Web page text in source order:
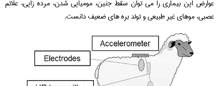
عوارض این بیماری را می توان سقط جنین، مومیایی شدن، مرده زایی، علائم
عصبی، موهای غیر طبیعی و تولد بره های ضعیف دانست.